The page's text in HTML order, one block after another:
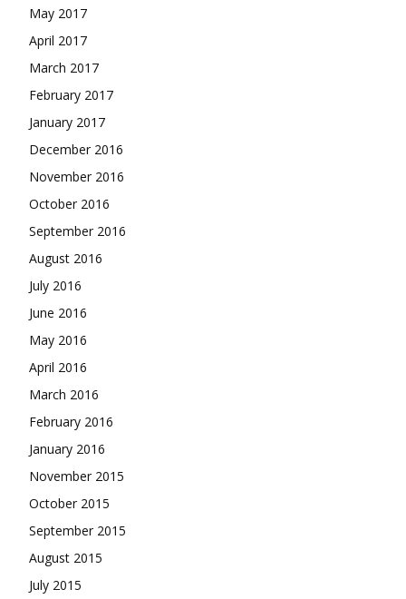
May 2017
April 2017
March 2017
February 2017
January 2017
December 2016
November 2016
October 2016
September 2016
August 2016
July 2016
June 2016
May 2016
April 2016
March 2016
February 2016
January 2016
November 2015
October 2015
September 2015
August 2015
July 2015